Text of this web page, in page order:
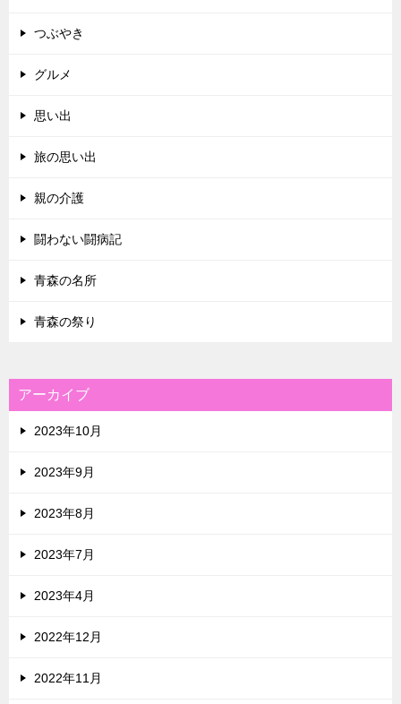
つぶやき
グルメ
思い出
旅の思い出
親の介護
闘わない闘病記
青森の名所
青森の祭り
アーカイブ
2023年10月
2023年9月
2023年8月
2023年7月
2023年4月
2022年12月
2022年11月